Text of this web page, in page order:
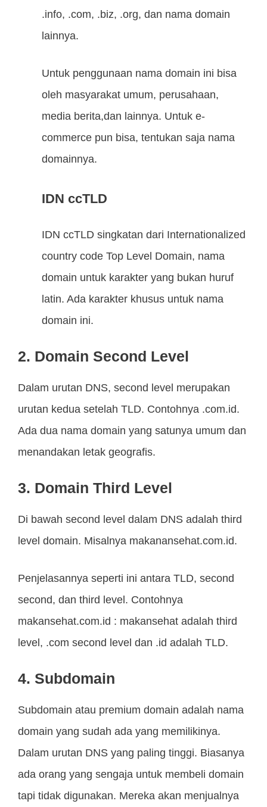
.info, .com, .biz, .org, dan nama domain
lainnya.
Untuk penggunaan nama domain ini bisa
oleh masyarakat umum, perusahaan,
media berita,dan lainnya. Untuk e-
commerce pun bisa, tentukan saja nama
domainnya.
IDN ccTLD
IDN ccTLD singkatan dari Internationalized
country code Top Level Domain, nama
domain untuk karakter yang bukan huruf
latin. Ada karakter khusus untuk nama
domain ini.
2. Domain Second Level
Dalam urutan DNS, second level merupakan
urutan kedua setelah TLD. Contohnya .com.id.
Ada dua nama domain yang satunya umum dan
menandakan letak geografis.
3. Domain Third Level
Di bawah second level dalam DNS adalah third
level domain. Misalnya makanansehat.com.id.
Penjelasannya seperti ini antara TLD, second
second, dan third level. Contohnya
makansehat.com.id : makansehat adalah third
level, .com second level dan .id adalah TLD.
4. Subdomain
Subdomain atau premium domain adalah nama
domain yang sudah ada yang memilikinya.
Dalam urutan DNS yang paling tinggi. Biasanya
ada orang yang sengaja untuk membeli domain
tapi tidak digunakan. Mereka akan menjualnya